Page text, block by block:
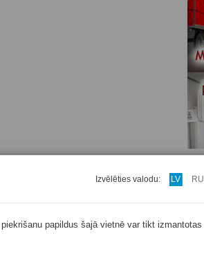
Izvēlēties valodu: LV RU
papildus šajā vietnē var tikt izmantotas